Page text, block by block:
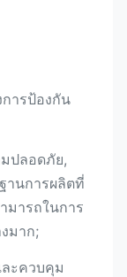
การป้องกัน
ปลอดภัย,
านการผลิตที่
มารถในการ
มาก;
ะควบคุม